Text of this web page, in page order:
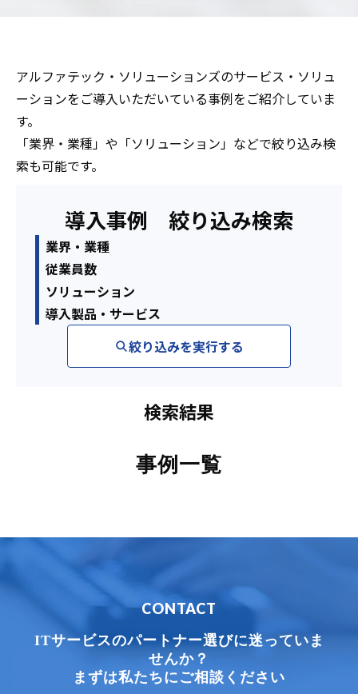
アルファテック・ソリューションズのサービス・ソリュ
ーションをご導入いただいている事例をご紹介していま
す。
「業界・業種」や「ソリューション」などで絞り込み検
索も可能です。
導入事例 絞り込み検索
業界・業種
従業員数
ソリューション
導入製品・サービス
絞り込みを実行する
検索結果
事例一覧
CONTACT
ITサービスのパートナー選びに迷っていま
せんか？
まずは私たちにご相談ください